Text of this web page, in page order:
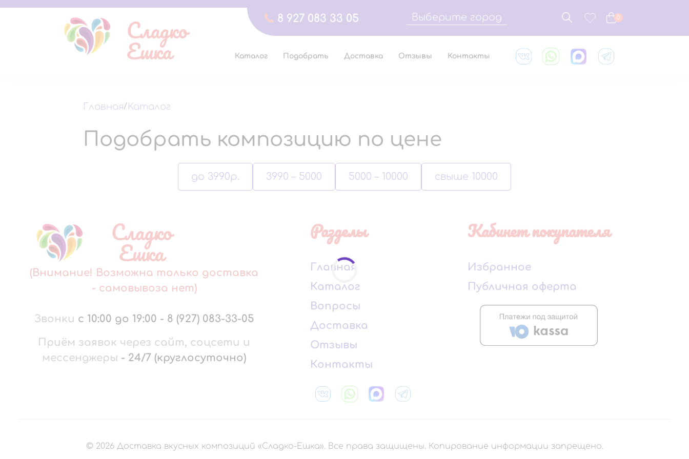
8 927 083 33 05 Выберите город 0
Сладко
Ешка Каталог Подобрать Доставка Отзывы Контакты
Главная/ Каталог
Подобрать композицию по цене
до 3990р. 3990 – 5000 5000 – 10000 свыше 10000
Сладко
Ешка
(Внимание! Возможна только доставка
- самовывоза нет)
Звонки с 10:00 до 19:00 - 8 (927) 083-33-05
Приём заявок через сайт, соцсети и
мессенджеры - 24/7 (круглосуточно)
Разделы
Главная
Каталог
Вопросы
Доставка
Отзывы
Контакты
Кабинет покупателя
Избранное
Публичная оферта
© 2026Доставка вкусных композиций «Сладко-Ешка». Все права защищены. Копирование информации запрещено.